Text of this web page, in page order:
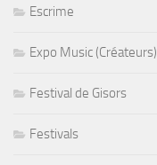
Escrime
Expo Music (Créateurs)
Festival de Gisors
Festivals